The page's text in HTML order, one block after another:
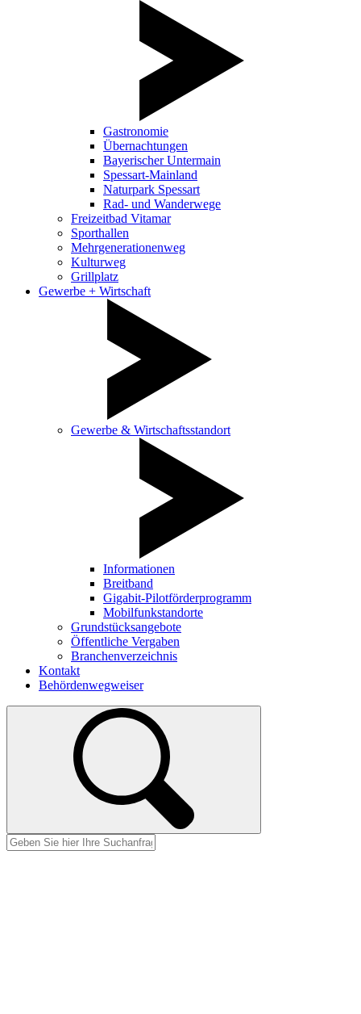
Gastronomie
Übernachtungen
Bayerischer Untermain
Spessart-Mainland
Naturpark Spessart
Rad- und Wanderwege
Freizeitbad Vitamar
Sporthallen
Mehrgenerationenweg
Kulturweg
Grillplatz
Gewerbe + Wirtschaft
Gewerbe & Wirtschaftsstandort
Informationen
Breitband
Gigabit-Pilotförderprogramm
Mobilfunkstandorte
Grundstücksangebote
Öffentliche Vergaben
Branchenverzeichnis
Kontakt
Behördenwegweiser